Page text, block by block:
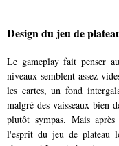
Design du jeu de
Le gameplay fait penser
niveaux semblent assez
les cartes, un fond
malgré des vaisseaux bien
plutôt sympas. Mais
l'esprit du jeu de plateau